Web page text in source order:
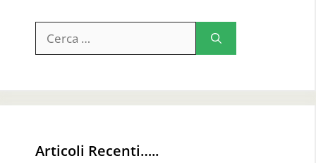
per:
Articoli Recenti…..